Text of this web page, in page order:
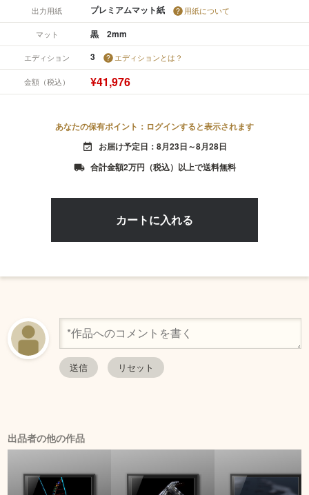
出力用紙 プレミアムマット紙 用紙について
マット 黒 2mm
エディション 3 エディションとは？
金額（税込） ¥41,976
あなたの保有ポイント：ログインすると表示されます
event_available お届け予定日：8月23日～8月28日
local_shipping 合計金額2万円（税込）以上で送料無料
出品者の他の作品